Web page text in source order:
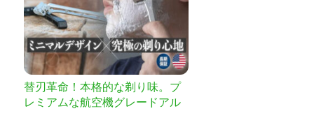
替刃革命！本格的な剃り味。プ
レミアムな航空機グレードアル